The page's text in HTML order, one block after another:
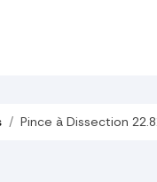
Pince à Dissection